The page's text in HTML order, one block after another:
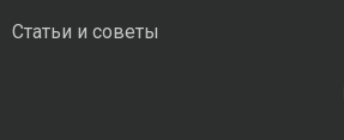
Статьи и советы